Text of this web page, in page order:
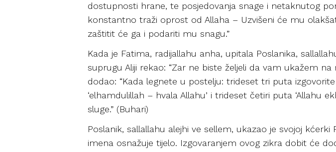
dostupnosti hrane, te posjedovanja snage i netaknutog
konstantno traži oprost od Allaha – Uzvišeni će mu
zaštitit će ga i podariti mu snagu.”
Kada je Fatima, radijallahu anha, upitala Poslanika,
suprugu Aliji rekao: “Zar ne biste željeli da vam ukažem
dodao: “Kada legnete u postelju: trideset tri puta
‘elhamdulillah – hvala Allahu’ i trideset četiri puta ‘Allahu
sluge.” (Buhari)
Poslanik, sallallahu alejhi ve sellem, ukazao je svojoj
imena osnažuje tijelo. Izgovaranjem ovog zikra dobit će